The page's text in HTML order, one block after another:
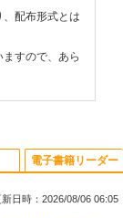
配布形式とは
すので、あら
新日時：2026/08/06 06:05
電子書籍リーダー